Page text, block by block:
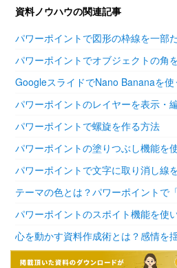
資料ノウハウの関連記事
パワーポイントで図形の枠線を一部
パワーポイントでオブジェクトの角
GoogleスライドでNano Bananaを使
パワーポイントのレイヤーを表示・
パワーポイントで螺旋を作る方法
パワーポイントの塗りつぶし機能を
パワーポイントで文字に取り消し線
パワーポイントのスポイト機能を使